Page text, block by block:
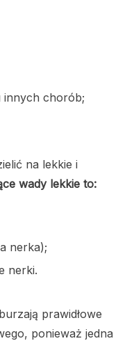
innych chorób;
na lekkie i
wady lekkie to:
nerka);
nerki.
prawidłowe
ponieważ jedna